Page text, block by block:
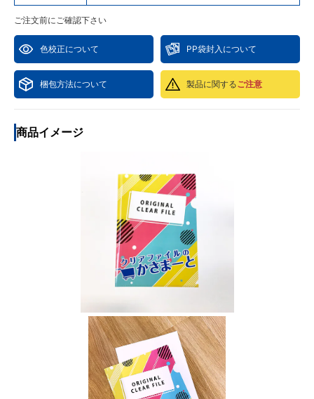
ご注文前にご確認下さい
色校正について PP袋封入について
梱包方法について 製品に関するご注意
商品イメージ